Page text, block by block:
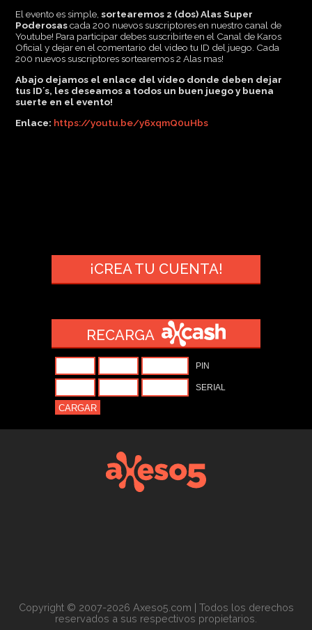
El evento es simple,sortearemos 2 (dos) Alas Super
Poderosascada 200 nuevos suscriptores en nuestro canal de
Youtube! Para participar debes suscribirte en el Canal de Karos
Oficial y dejar en el comentario del video tu ID del juego. Cada
200 nuevos suscriptores sortearemos 2 Alas mas!
Abajo dejamos el enlace del vídeo donde deben dejar
tus ID´s, les deseamos a todos un buen juego y buena
suerte en el evento!
Enlace: https://youtu.be/y6xqmQ0uHbs
¡CREA TU CUENTA!
RECARGA
Copyright © 2007-2026 Axeso5.com | Todos los derechos
reservados a sus respectivos propietarios.